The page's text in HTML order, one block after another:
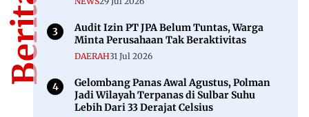
Audit Izin PT JPA Belum Tuntas, Warga
Minta Perusahaan Tak Beraktivitas
DAERAH31 Jul 2026
Gelombang Panas Awal Agustus, Polman
Jadi Wilayah Terpanas di Sulbar Suhu
Lebih Dari 33 Derajat Celsius